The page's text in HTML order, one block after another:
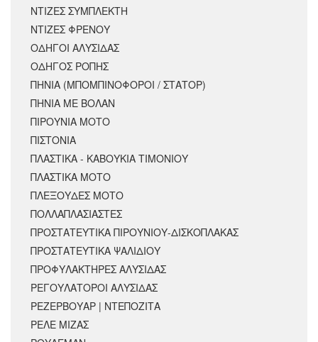
ΝΤΙΖΕΣ ΣΥΜΠΛΕΚΤΗ
ΝΤΙΖΕΣ ΦΡΕΝΟΥ
ΟΔΗΓΟΙ ΑΛΥΣΙΔΑΣ
ΟΔΗΓΟΣ ΡΟΠΗΣ
ΠΗΝΙΑ (ΜΠΟΜΠΙΝΟΦΟΡΟΙ / ΣΤΑΤΟΡ)
ΠΗΝΙΑ ΜΕ ΒΟΛΑΝ
ΠΙΡΟΥΝΙΑ ΜΟΤΟ
ΠΙΣΤΟΝΙΑ
ΠΛΑΣΤΙΚΑ - ΚΑΒΟΥΚΙΑ ΤΙΜΟΝΙΟΥ
ΠΛΑΣΤΙΚΑ ΜΟΤΟ
ΠΛΕΞΟΥΔΕΣ ΜΟΤΟ
ΠΟΛΛΑΠΛΑΣΙΑΣΤΕΣ
ΠΡΟΣΤΑΤΕΥΤΙΚΑ ΠΙΡΟΥΝΙΟΥ-ΔΙΣΚΟΠΛΑΚΑΣ
ΠΡΟΣΤΑΤΕΥΤΙΚΑ ΨΑΛΙΔΙΟΥ
ΠΡΟΦΥΛΑΚΤΗΡΕΣ ΑΛΥΣΙΔΑΣ
ΡΕΓΟΥΛΑΤΟΡΟΙ ΑΛΥΣΙΔΑΣ
ΡΕΖΕΡΒΟΥΑΡ | ΝΤΕΠΟΖΙΤΑ
ΡΕΛΕ ΜΙΖΑΣ